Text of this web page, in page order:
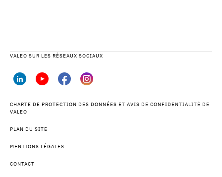
VALEO SUR LES RÉSEAUX SOCIAUX
CHARTE DE PROTECTION DES DONNÉES ET AVIS DE CONFIDENTIALITÉ DE
VALEO
PLAN DU SITE
MENTIONS LÉGALES
CONTACT